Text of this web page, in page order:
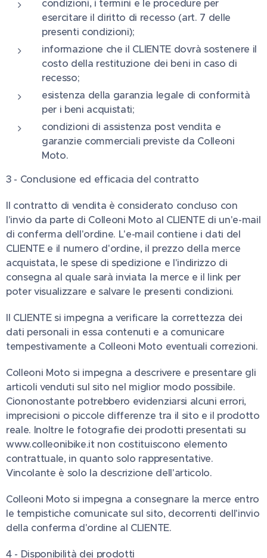
condizioni, i termini e le procedure per
esercitare il diritto di recesso (art. 7 delle
presenti condizioni);
informazione che il CLIENTE dovrà sostenere il
costo della restituzione dei beni in caso di
recesso;
esistenza della garanzia legale di conformità
per i beni acquistati;
condizioni di assistenza post vendita e
garanzie commerciali previste da Colleoni
Moto.
3 - Conclusione ed efficacia del contratto
Il contratto di vendita è considerato concluso con
l'invio da parte di Colleoni Moto al CLIENTE di un'e-mail
di conferma dell'ordine. L'e-mail contiene i dati del
CLIENTE e il numero d'ordine, il prezzo della merce
acquistata, le spese di spedizione e l'indirizzo di
consegna al quale sarà inviata la merce e il link per
poter visualizzare e salvare le presenti condizioni.
Il CLIENTE si impegna a verificare la correttezza dei
dati personali in essa contenuti e a comunicare
tempestivamente a Colleoni Moto eventuali correzioni.
Colleoni Moto si impegna a descrivere e presentare gli
articoli venduti sul sito nel miglior modo possibile.
Ciononostante potrebbero evidenziarsi alcuni errori,
imprecisioni o piccole differenze tra il sito e il prodotto
reale. Inoltre le fotografie dei prodotti presentati su
www.colleonibike.it non costituiscono elemento
contrattuale, in quanto solo rappresentative.
Vincolante è solo la descrizione dell'articolo.
Colleoni Moto si impegna a consegnare la merce entro
le tempistiche comunicate sul sito, decorrenti dell'invio
della conferma d'ordine al CLIENTE.
4 - Disponibilità dei prodotti